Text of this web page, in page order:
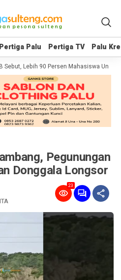
Pertiga Palu Pertiga TV Palu
Pertiga Palu Pertiga TV Palu
Lebih 90 Persen Mahasiswa
Pegunungan
Donggala Longsor
23